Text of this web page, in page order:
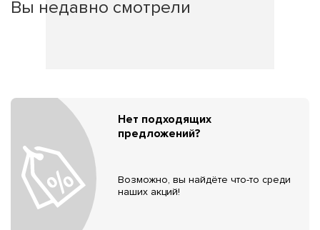
Вы недавно смотрели
Нет подходящих
предложений?
Возможно, вы найдёте что-то среди
наших акций!